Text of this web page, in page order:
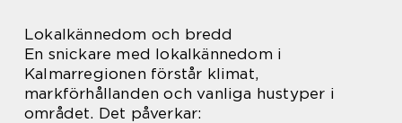
Lokalkännedom och bredd
En snickare med lokalkännedom i
Kalmarregionen förstår klimat,
markförhållanden och vanliga hustyper i
området. Det påverkar: